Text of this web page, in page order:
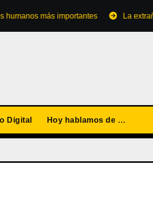
más importantes La extraña
Digital Hoy hablamos de …